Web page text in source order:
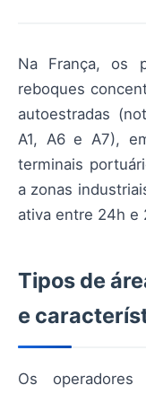
Na França, os
reboques
autoestradas
A1, A6 e A7),
terminais
a zonas
ativa entre 24h e
Tipos de
e
Os